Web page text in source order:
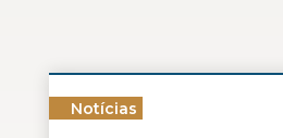
Notícias